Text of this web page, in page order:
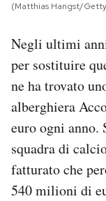
(Matthias Hangst/
Negli ultimi
per sostituire
ne ha trovato
alberghiera
euro ogni anno.
squadra di
fatturato che
540 milioni di